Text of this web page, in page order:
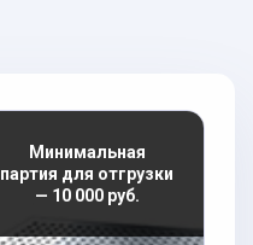
Минимальная
партия для отгрузки
— 10 000 руб.